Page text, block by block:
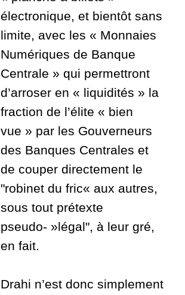
électronique, et bientôt sans
limite, avec les « Monnaies
Numériques de Banque
Centrale » qui permettront
d’arroser en « liquidités » la
fraction de l’élite « bien
vue » par les Gouverneurs
des Banques Centrales et
de couper directement le
"robinet du fric« aux autres,
sous tout prétexte
pseudo- »légal", à leur gré,
en fait.
Drahi n’est donc simplement